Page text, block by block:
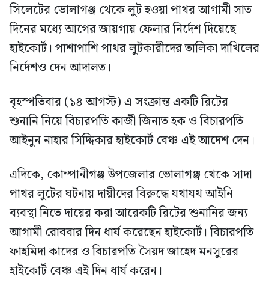
সিলেটের ভোলাগঞ্জ থেকে লুট হওয়া পাথর আগামী সাত
দিনের মধ্যে আগের জায়গায় ফেলার নির্দেশ দিয়েছে
হাইকোর্ট। পাশাপাশি পাথর লুটকারীদের তালিকা দাখিলের
নির্দেশও দেন আদালত।
বৃহস্পতিবার (১৪ আগস্ট) এ সংক্রান্ত একটি রিটের
শুনানি নিয়ে বিচারপতি কাজী জিনাত হক ও বিচারপতি
আইনুন নাহার সিদ্দিকার হাইকোর্ট বেঞ্চ এই আদেশ দেন।
এদিকে, কোম্পানীগঞ্জ উপজেলার ভোলাগঞ্জ থেকে সাদা
পাথর লুটের ঘটনায় দায়ীদের বিরুদ্ধে যথাযথ আইনি
ব্যবস্থা নিতে দায়ের করা আরেকটি রিটের শুনানির জন্য
আগামী রোববার দিন ধার্য করেছেন হাইকোর্ট। বিচারপতি
ফাহমিদা কাদের ও বিচারপতি সৈয়দ জাহেদ মনসুরের
হাইকোর্ট বেঞ্চ এই দিন ধার্য করেন।